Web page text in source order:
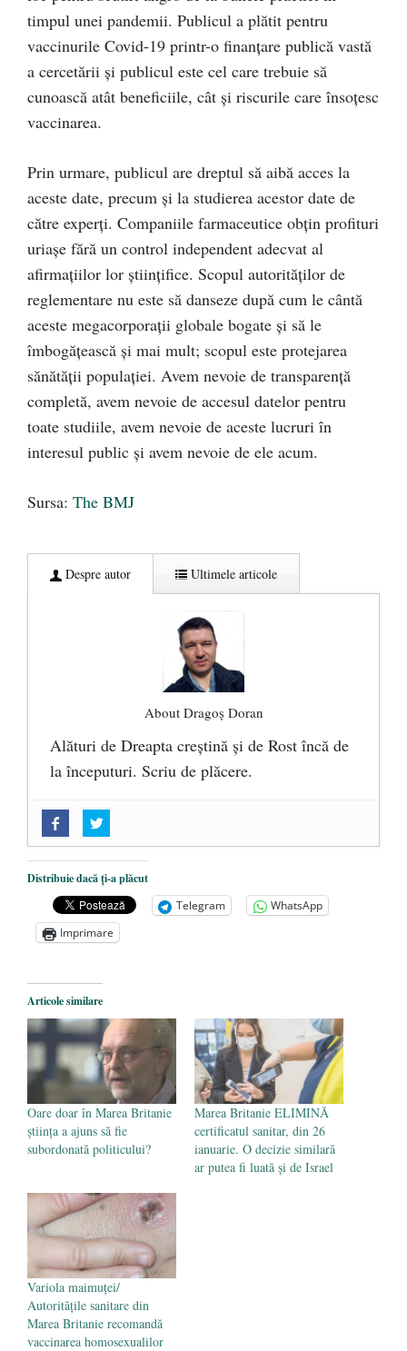
timpul unei pandemii. Publicul a plătit pentru
vaccinurile Covid-19 printr-o finanțare publică vastă
a cercetării și publicul este cel care trebuie să
cunoască atât beneficiile, cât și riscurile care însoțesc
vaccinarea.
Prin urmare, publicul are dreptul să aibă acces la
aceste date, precum și la studierea acestor date de
către experți. Companiile farmaceutice obțin profituri
uriașe fără un control independent adecvat al
afirmațiilor lor științifice. Scopul autorităților de
reglementare nu este să danseze după cum le cântă
aceste megacorporații globale bogate și să le
îmbogățească și mai mult; scopul este protejarea
sănătății populației. Avem nevoie de transparență
completă, avem nevoie de accesul datelor pentru
toate studiile, avem nevoie de aceste lucruri în
interesul public și avem nevoie de ele acum.
Sursa: The BMJ
Despre autor Ultimele articole
About Dragoș Doran
Alături de Dreapta creștină și de Rost încă de
la începuturi. Scriu de plăcere.
„Acum nu e momentul”
amazoniană, pentru summitul climatic
COP30 - 14 martie 2025
Alegeri controlate
Distribuie dacă ți-a plăcut
Telegram
WhatsApp
Imprimare
Articole similare
Oare doar în Marea Britanie
știința a ajuns să fie
subordonată politicului?
Marea Britanie ELIMINĂ
certificatul sanitar, din 26
ianuarie. O decizie similară
ar putea fi luată și de Israel
Variola maimuței/
Autorităţile sanitare din
Marea Britanie recomandă
vaccinarea homosexualilor